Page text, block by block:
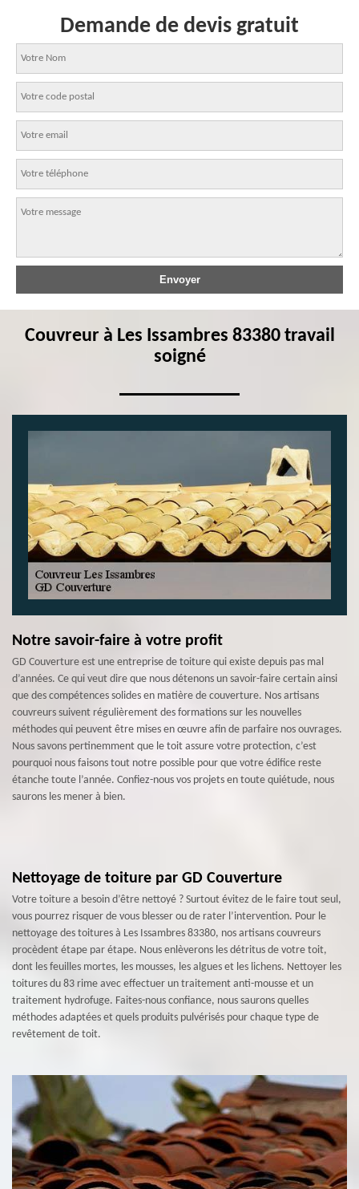
Demande de devis gratuit
Couvreur à Les Issambres 83380 travail
soigné
Notre savoir-faire à votre profit
GD Couverture est une entreprise de toiture qui existe depuis pas mal
d’années. Ce qui veut dire que nous détenons un savoir-faire certain ainsi
que des compétences solides en matière de couverture. Nos artisans
couvreurs suivent régulièrement des formations sur les nouvelles
méthodes qui peuvent être mises en œuvre afin de parfaire nos ouvrages.
Nous savons pertinemment que le toit assure votre protection, c’est
pourquoi nous faisons tout notre possible pour que votre édifice reste
étanche toute l’année. Confiez-nous vos projets en toute quiétude, nous
saurons les mener à bien.
Nettoyage de toiture par GD Couverture
Votre toiture a besoin d’être nettoyé ? Surtout évitez de le faire tout seul,
vous pourrez risquer de vous blesser ou de rater l’intervention. Pour le
nettoyage des toitures à Les Issambres 83380, nos artisans couvreurs
procèdent étape par étape. Nous enlèverons les détritus de votre toit,
dont les feuilles mortes, les mousses, les algues et les lichens. Nettoyer les
toitures du 83 rime avec effectuer un traitement anti-mousse et un
traitement hydrofuge. Faites-nous confiance, nous saurons quelles
méthodes adaptées et quels produits pulvérisés pour chaque type de
revêtement de toit.